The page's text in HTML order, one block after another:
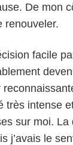
De mon
renouveler.
facile
très intense
sur moi. La
j’avais le